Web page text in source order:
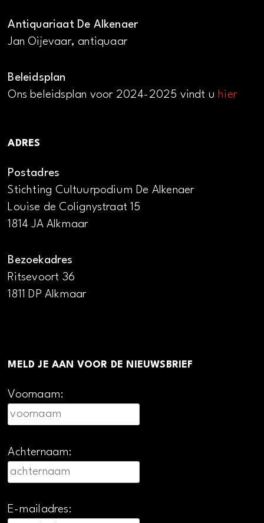
Antiquariaat De Alkenaer
Jan Oijevaar, antiquaar
Beleidsplan
Ons beleidsplan voor 2024-2025 vindt u hier
ADRES
Postadres
Stichting Cultuurpodium De Alkenaer
Louise de Colignystraat 15
1814 JA Alkmaar
Bezoekadres
Ritsevoort 36
1811 DP Alkmaar
MELD JE AAN VOOR DE NIEUWSBRIEF
Voornaam:
Achternaam:
E-mailadres: